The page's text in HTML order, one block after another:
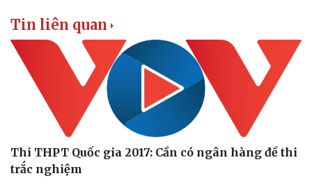
Tin liên quan
Thi THPT Quốc gia 2017: Cần có ngân hàng đề thi
trắc nghiệm